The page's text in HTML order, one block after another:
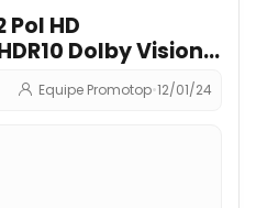
Pol HD
Dolby Vision
TV WiFi
Equipe Promotop•12/01/24